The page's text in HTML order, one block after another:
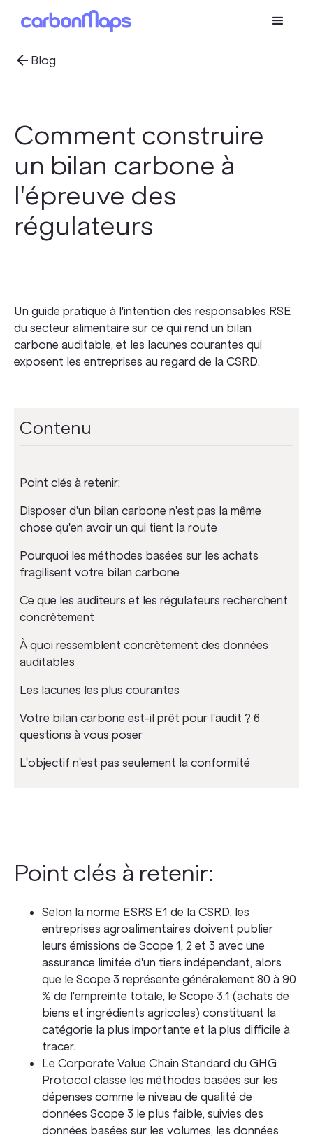
Blog
Contenu
Point clés à retenir:
Disposer d'un bilan carbone n'est pas la même
chose qu'en avoir un qui tient la route
Pourquoi les méthodes basées sur les achats
fragilisent votre bilan carbone
Ce que les auditeurs et les régulateurs recherchent
concrètement
À quoi ressemblent concrètement des données
auditables
Les lacunes les plus courantes
Votre bilan carbone est-il prêt pour l'audit ? 6
questions à vous poser
L'objectif n'est pas seulement la conformité
Comment construire
un bilan carbone à
l'épreuve des
régulateurs
Un guide pratique à l'intention des responsables RSE
du secteur alimentaire sur ce qui rend un bilan
carbone auditable, et les lacunes courantes qui
exposent les entreprises au regard de la CSRD.
Point clés à retenir:
Selon la norme ESRS E1 de la CSRD, les
entreprises agroalimentaires doivent publier
leurs émissions de Scope 1, 2 et 3 avec une
assurance limitée d'un tiers indépendant, alors
que le Scope 3 représente généralement 80 à 90
% de l'empreinte totale, le Scope 3.1 (achats de
biens et ingrédients agricoles) constituant la
catégorie la plus importante et la plus difficile à
tracer.
Le Corporate Value Chain Standard du GHG
Protocol classe les méthodes basées sur les
dépenses comme le niveau de qualité de
données Scope 3 le plus faible, suivies des
données basées sur les volumes, les données